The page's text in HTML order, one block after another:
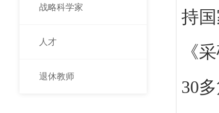
战略科学家
人才
退休教师
持
《
30